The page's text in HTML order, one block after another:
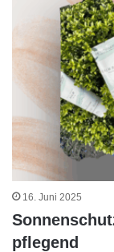
16. Juni 2025
pflegend